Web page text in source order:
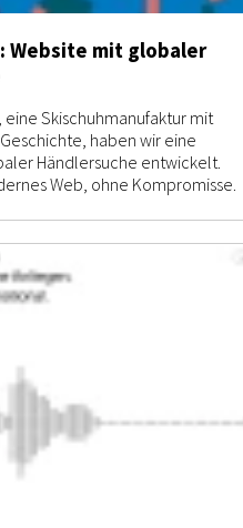
Website mit globaler
eine Skischuhmanufaktur mit
haben wir eine
Händlersuche entwickelt.
Web, ohne Kompromisse.